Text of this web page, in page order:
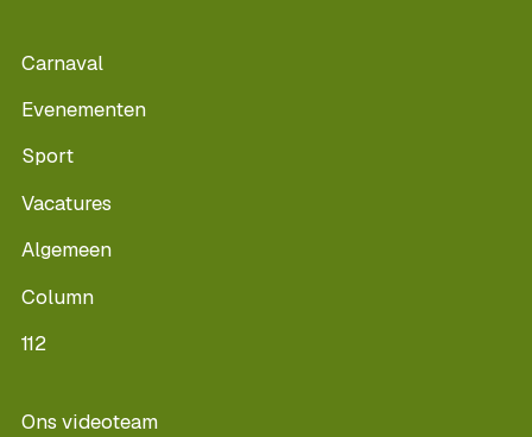
Carnaval
Evenementen
Sport
Vacatures
Algemeen
Column
112
Ons videoteam